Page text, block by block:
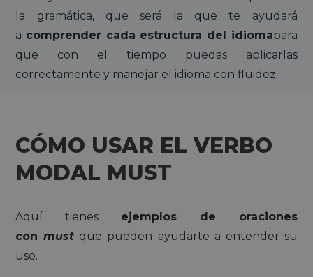
la gramática, que será la que te ayudará
a comprender cada estructura del idiomapara
que con el tiempo puedas aplicarlas
correctamente y manejar el idioma con fluidez.
CÓMO USAR EL VERBO
MODAL MUST
Aquí tienes
ejemplos de oraciones
con must que pueden ayudarte a entender su
uso.